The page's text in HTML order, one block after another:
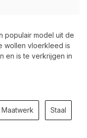
populair model uit de
wollen vloerkleed is
en is te verkrijgen in
Maatwerk Staal